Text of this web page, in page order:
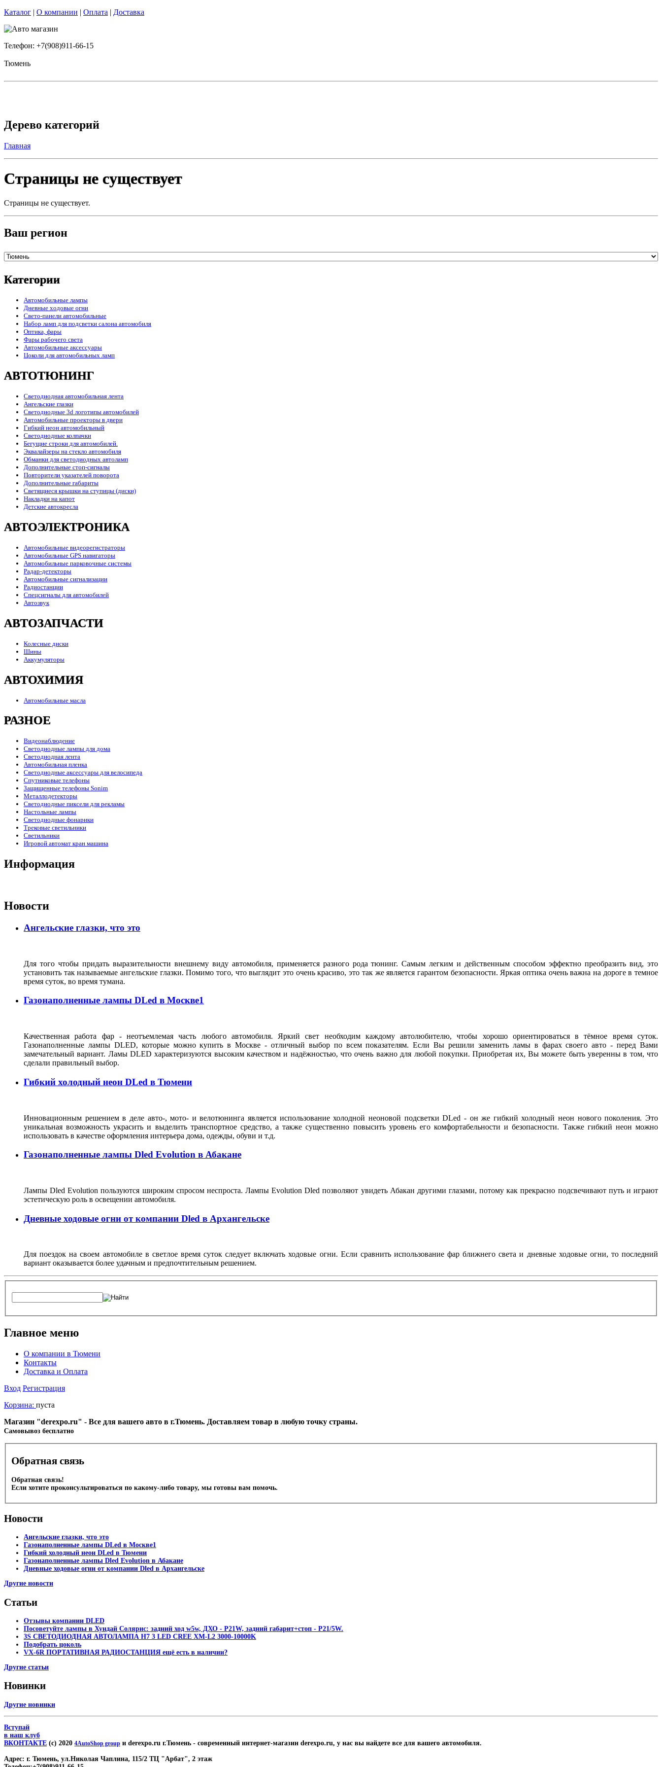
Каталог | О компании | Оплата | Доставка
Телефон: +7(908)911-66-15
Тюмень
Дерево категорий
Главная
Страницы не существует
Страницы не существует.
Ваш регион
Категории
Автомобильные лампы
Дневные ходовые огни
Свето-панели автомобильные
Набор ламп для подсветки салона автомобиля
Оптика, фары
Фары рабочего света
Автомобильные аксессуары
Цоколи для автомобильных ламп
АВТОТЮНИНГ
Светодиодная автомобильная лента
Ангельские глазки
Светодиодные 3d логотипы автомобилей
Автомобильные проекторы в двери
Гибкий неон автомобильный
Светодиодные колпачки
Бегущие строки для автомобилей.
Эквалайзеры на стекло автомобиля
Обманки для светодиодных автоламп
Дополнительные стоп-сигналы
Повторители указателей поворота
Дополнительные габариты
Светящиеся крышки на ступицы (диски)
Накладки на капот
Детские автокресла
АВТОЭЛЕКТРОНИКА
Автомобильные видеорегистраторы
Автомобильные GPS навигаторы
Автомобильные парковочные системы
Радар-детекторы
Автомобильные сигнализации
Радиостанции
Спецсигналы для автомобилей
Автозвук
АВТОЗАПЧАСТИ
Колесные диски
Шины
Аккумуляторы
АВТОХИМИЯ
Автомобильные масла
РАЗНОЕ
Видеонаблюдение
Светодиодные лампы для дома
Светодиодная лента
Автомобильная пленка
Светодиодные аксессуары для велосипеда
Спутниковые телефоны
Защищенные телефоны Sonim
Металлодетекторы
Светодиодные пиксели для рекламы
Настольные лампы
Светодиодные фонарики
Трековые светильники
Светильники
Игровой автомат кран машина
Информация
Новости
Ангельские глазки, что это
Для того чтобы придать выразительности внешнему виду автомобиля, применяется разного рода тюнинг. Самым легким и действенным способом эффектно преобразить вид, это
установить так называемые ангельские глазки. Помимо того, что выглядит это очень красиво, это так же является гарантом безопасности. Яркая оптика очень важна на дороге в темное
время суток, во время тумана.
Газонаполненные лампы DLed в Москве1
Качественная работа фар - неотъемлемая часть любого автомобиля. Яркий свет необходим каждому автолюбителю, чтобы хорошо ориентироваться в тёмное время суток.
Газонаполненные лампы DLED, которые можно купить в Москве - отличный выбор по всем показателям. Если Вы решили заменить ламы в фарах своего авто - перед Вами
замечательный вариант. Ламы DLED характеризуются высоким качеством и надёжностью, что очень важно для любой покупки. Приобретая их, Вы можете быть уверенны в том, что
сделали правильный выбор.
Гибкий холодный неон DLed в Тюмени
Инновационным решением в деле авто-, мото- и велотюнинга является использование холодной неоновой подсветки DLed - он же гибкий холодный неон нового поколения. Это
уникальная возможность украсить и выделить транспортное средство, а также существенно повысить уровень его комфортабельности и безопасности. Также гибкий неон можно
использовать в качестве оформления интерьера дома, одежды, обуви и т.д.
Газонаполненные лампы Dled Evolution в Абакане
Лампы Dled Evolution пользуются широким спросом неспроста. Лампы Evolution Dled позволяют увидеть Абакан другими глазами, потому как прекрасно подсвечивают путь и играют
эстетическую роль в освещении автомобиля.
Дневные ходовые огни от компании Dled в Архангельске
Для поездок на своем автомобиле в светлое время суток следует включать ходовые огни. Если сравнить использование фар ближнего света и дневные ходовые огни, то последний
вариант оказывается более удачным и предпочтительным решением.
Главное меню
О компании в Тюмени
Контакты
Доставка и Оплата
Вход Регистрация
Корзина: пуста
Магазин "derexpo.ru" - Все для вашего авто в г.Тюмень. Доставляем товар в любую точку страны.
Cамовывоз бесплатно
Обратная связь
Обратная связь!
Если хотите проконсультироваться по какому-либо товару, мы готовы вам помочь.
Новости
Ангельские глазки, что это
Газонаполненные лампы DLed в Москве1
Гибкий холодный неон DLed в Тюмени
Газонаполненные лампы Dled Evolution в Абакане
Дневные ходовые огни от компании Dled в Архангельске
Другие новости
Статьи
Отзывы компании DLED
Посоветуйте лампы в Хундай Солярис: задний ход w5w, ДХО - P21W, задний габарит+стоп - P21/5W.
3S СВЕТОДИОДНАЯ АВТОЛАМПА H7 3 LED CREE XM-L2 3000-10000K
Подобрать цоколь
VX-6R ПОРТАТИВНАЯ РАДИОСТАНЦИЯ ещё есть в наличии?
Другие статьи
Новинки
Другие новинки
Вступай
в наш клуб
ВКОНТАКТЕ (c) 2020 4AutoShop group и derexpo.ru г.Тюмень - современный интернет-магазин derexpo.ru, у нас вы найдете все для вашего автомобиля.
Адрес: г. Тюмень, ул.Николая Чаплина, 115/2 ТЦ "Арбат", 2 этаж